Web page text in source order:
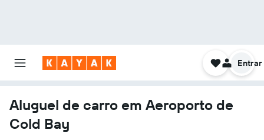
Entrar
Aluguel de carro em Aeroporto de
Cold Bay